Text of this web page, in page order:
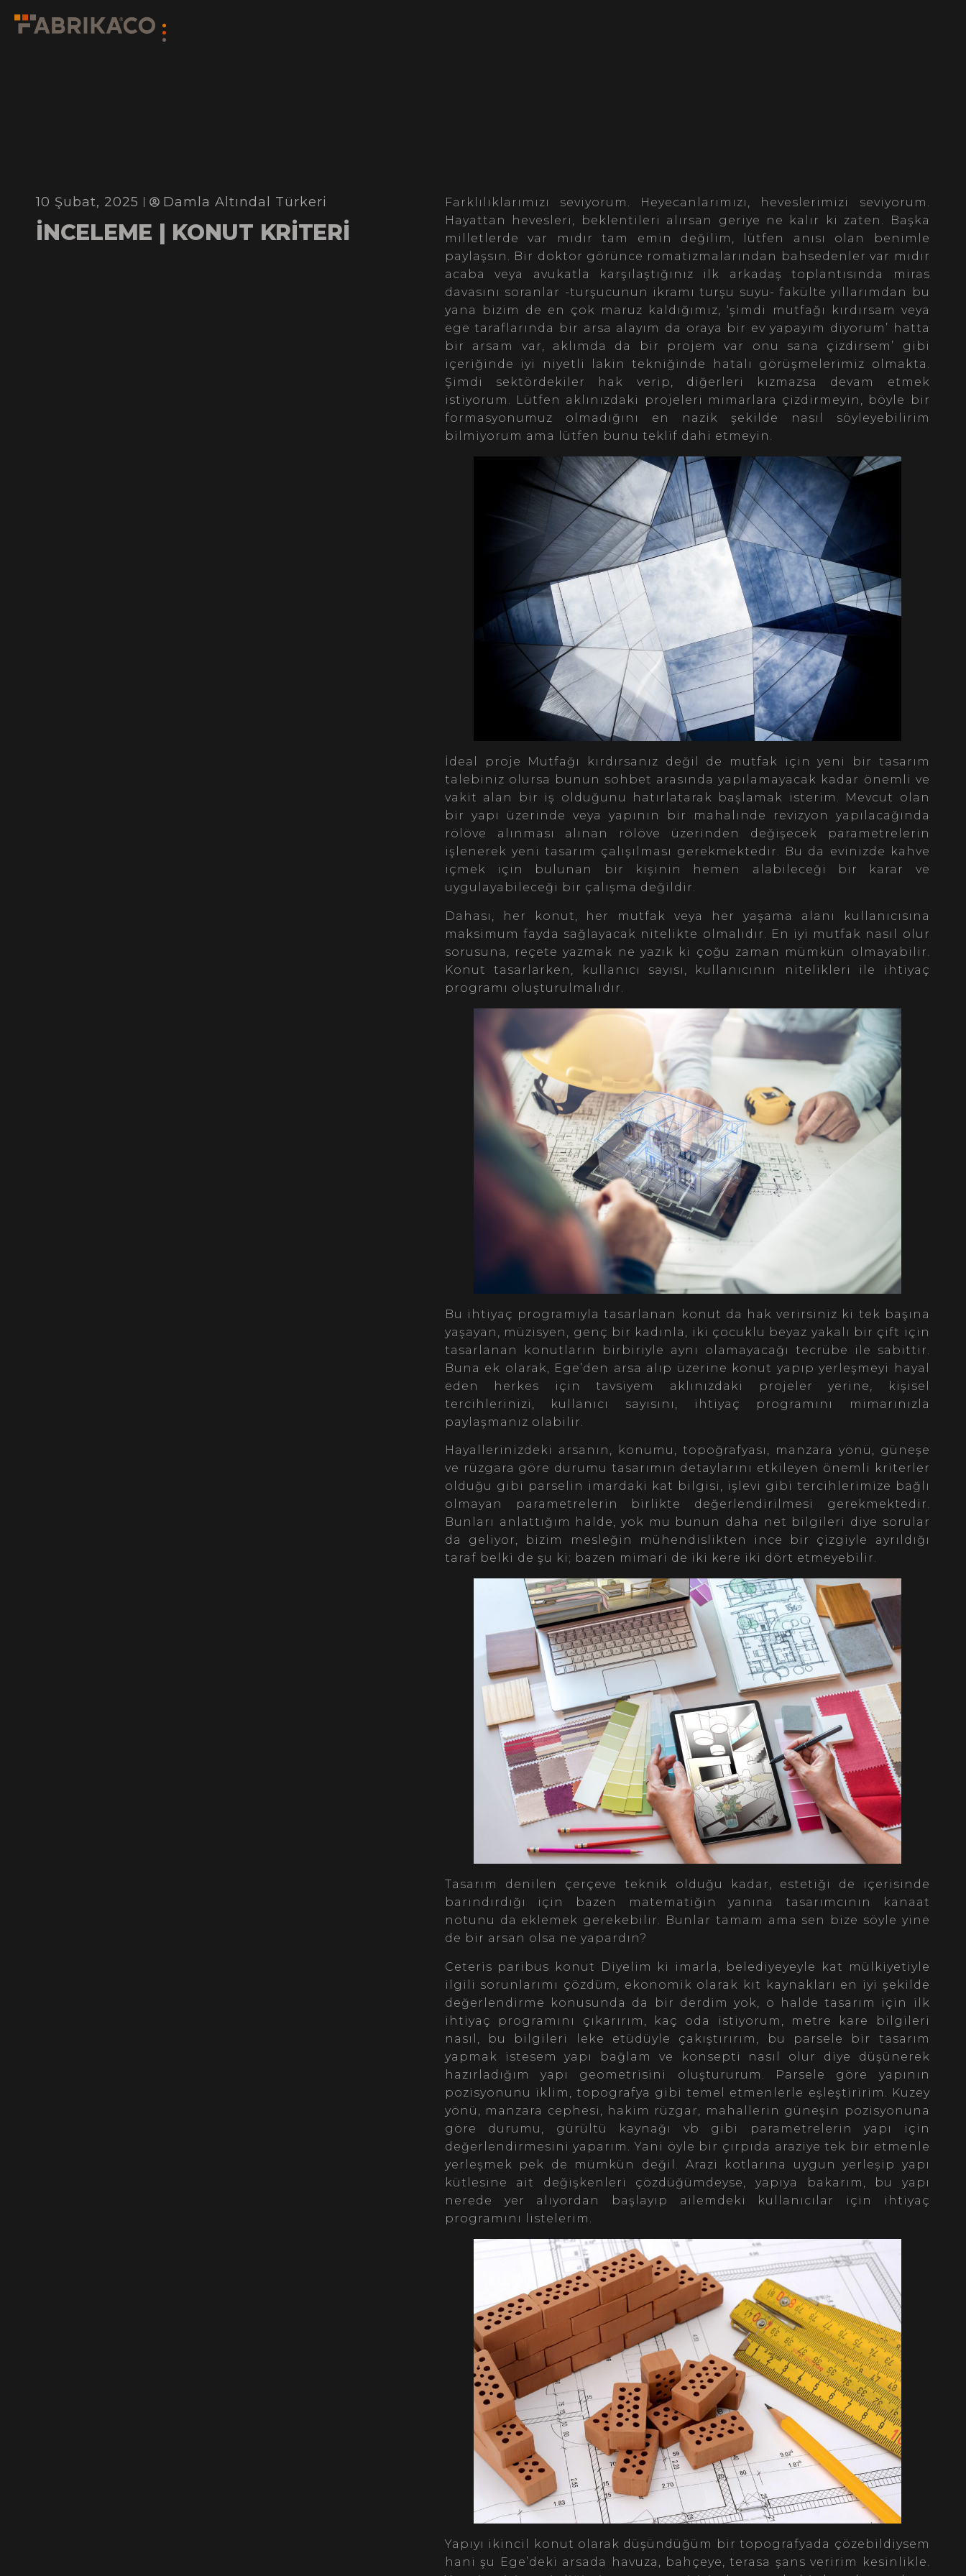
10 Şubat, 2025 Damla Altındal Türkeri
İNCELEME | KONUT KRİTERİ
Farklılıklarımızı seviyorum. Heyecanlarımızı, heveslerimizi seviyorum.
Hayattan hevesleri, beklentileri alırsan geriye ne kalır ki zaten. Başka
milletlerde var mıdır tam emin değilim, lütfen anısı olan benimle
paylaşsın. Bir doktor görünce romatizmalarından bahsedenler var mıdır
acaba veya avukatla karşılaştığınız ilk arkadaş toplantısında miras
davasını soranlar -turşucunun ikramı turşu suyu- fakülte yıllarımdan bu
yana bizim de en çok maruz kaldığımız, ‘şimdi mutfağı kırdırsam veya
ege taraflarında bir arsa alayım da oraya bir ev yapayım diyorum’ hatta
bir arsam var, aklımda da bir projem var onu sana çizdirsem’ gibi
içeriğinde iyi niyetli lakin tekniğinde hatalı görüşmelerimiz olmakta.
Şimdi sektördekiler hak verip, diğerleri kızmazsa devam etmek
istiyorum. Lütfen aklınızdaki projeleri mimarlara çizdirmeyin, böyle bir
formasyonumuz olmadığını en nazik şekilde nasıl söyleyebilirim
bilmiyorum ama lütfen bunu teklif dahi etmeyin.
İdeal proje Mutfağı kırdırsanız değil de mutfak için yeni bir tasarım
talebiniz olursa bunun sohbet arasında yapılamayacak kadar önemli ve
vakit alan bir iş olduğunu hatırlatarak başlamak isterim. Mevcut olan
bir yapı üzerinde veya yapının bir mahalinde revizyon yapılacağında
rölöve alınması alınan rölöve üzerinden değişecek parametrelerin
işlenerek yeni tasarım çalışılması gerekmektedir. Bu da evinizde kahve
içmek için bulunan bir kişinin hemen alabileceği bir karar ve
uygulayabileceği bir çalışma değildir.
Dahası, her konut, her mutfak veya her yaşama alanı kullanıcısına
maksimum fayda sağlayacak nitelikte olmalıdır. En iyi mutfak nasıl olur
sorusuna, reçete yazmak ne yazık ki çoğu zaman mümkün olmayabilir.
Konut tasarlarken, kullanıcı sayısı, kullanıcının nitelikleri ile ihtiyaç
programı oluşturulmalıdır.
Bu ihtiyaç programıyla tasarlanan konut da hak verirsiniz ki tek başına
yaşayan, müzisyen, genç bir kadınla, iki çocuklu beyaz yakalı bir çift için
tasarlanan konutların birbiriyle aynı olamayacağı tecrübe ile sabittir.
Buna ek olarak, Ege’den arsa alıp üzerine konut yapıp yerleşmeyi hayal
eden herkes için tavsiyem aklınızdaki projeler yerine, kişisel
tercihlerinizi, kullanıcı sayısını, ihtiyaç programını mimarınızla
paylaşmanız olabilir.
Hayallerinizdeki arsanın, konumu, topoğrafyası, manzara yönü, güneşe
ve rüzgara göre durumu tasarımın detaylarını etkileyen önemli kriterler
olduğu gibi parselin imardaki kat bilgisi, işlevi gibi tercihlerimize bağlı
olmayan parametrelerin birlikte değerlendirilmesi gerekmektedir.
Bunları anlattığım halde, yok mu bunun daha net bilgileri diye sorular
da geliyor, bizim mesleğin mühendislikten ince bir çizgiyle ayrıldığı
taraf belki de şu ki; bazen mimari de iki kere iki dört etmeyebilir.
Tasarım denilen çerçeve teknik olduğu kadar, estetiği de içerisinde
barındırdığı için bazen matematiğin yanına tasarımcının kanaat
notunu da eklemek gerekebilir. Bunlar tamam ama sen bize söyle yine
de bir arsan olsa ne yapardın?
Ceteris paribus konut Diyelim ki imarla, belediyeyeyle kat mülkiyetiyle
ilgili sorunlarımı çözdüm, ekonomik olarak kıt kaynakları en iyi şekilde
değerlendirme konusunda da bir derdim yok, o halde tasarım için ilk
ihtiyaç programını çıkarırım, kaç oda istiyorum, metre kare bilgileri
nasıl, bu bilgileri leke etüdüyle çakıştırırım, bu parsele bir tasarım
yapmak istesem yapı bağlam ve konsepti nasıl olur diye düşünerek
hazırladığım yapı geometrisini oluştururum. Parsele göre yapının
pozisyonunu iklim, topografya gibi temel etmenlerle eşleştiririm. Kuzey
yönü, manzara cephesi, hakim rüzgar, mahallerin güneşin pozisyonuna
göre durumu, gürültü kaynağı vb gibi parametrelerin yapı için
değerlendirmesini yaparım. Yani öyle bir çırpıda araziye tek bir etmenle
yerleşmek pek de mümkün değil. Arazi kotlarına uygun yerleşip yapı
kütlesine ait değişkenleri çözdüğümdeyse, yapıya bakarım, bu yapı
nerede yer alıyordan başlayıp ailemdeki kullanıcılar için ihtiyaç
programını listelerim.
Yapıyı ikincil konut olarak düşündüğüm bir topografyada çözebildiysem
hani şu Ege’deki arsada havuza, bahçeye, terasa şans veririm kesinlikle.